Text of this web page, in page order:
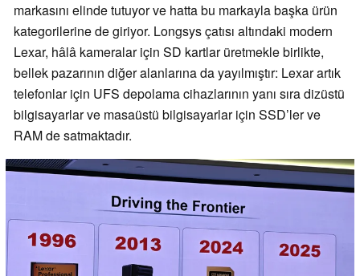
markasını elinde tutuyor ve hatta bu markayla başka ürün
kategorilerine de giriyor. Longsys çatısı altındaki modern
Lexar, hâlâ kameralar için SD kartlar üretmekle birlikte,
bellek pazarının diğer alanlarına da yayılmıştır: Lexar artık
telefonlar için UFS depolama cihazlarının yanı sıra dizüstü
bilgisayarlar ve masaüstü bilgisayarlar için SSD’ler ve
RAM de satmaktadır.